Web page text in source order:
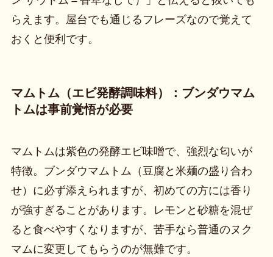
らえます。屋台でも通じるフレーズなので覚えて
おくと便利です。
マムトム（エビ発酵調味料）：ブンダウマム
トムは事前覚悟が必要
マムトムは紫色の発酵エビ味噌で、強烈な匂いが
特徴。ブンダウマムトム（豆腐と米麺の盛り合わ
せ）に必ず添えられますが、初めての方には香り
が強すぎることがあります。レモンと砂糖を混ぜ
ると食べやすくなりますが、苦手なら普通のヌク
マムに変更してもらうのが無難です。